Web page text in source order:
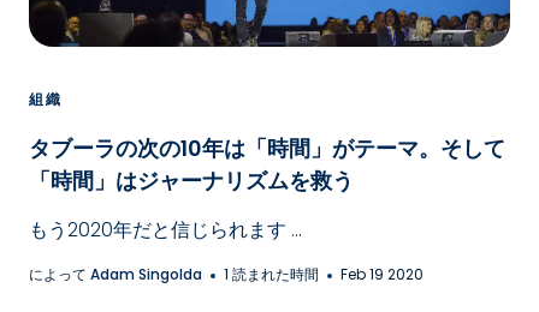
組織
タブーラの次の10年は「時間」がテーマ。そして
「時間」はジャーナリズムを救う
もう2020年だと信じられます ...
によって Adam Singolda 1 読まれた時間 Feb 19 2020